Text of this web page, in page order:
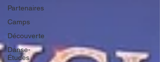
Partenaires
Camps
Découverte
Danse-
Études